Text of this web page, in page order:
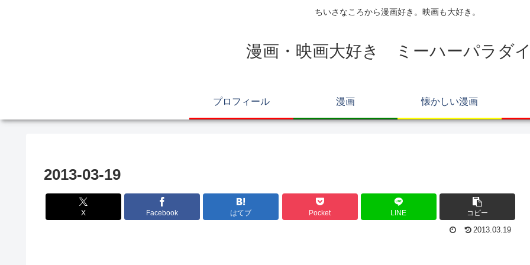
ちいさなころから漫画好き。映画も大好き。
漫画・映画大好き ミーハーパラダ
プロフィール 漫画 懐かしい漫画
2013-03-19
X Facebook はてブ Pocket LINE コピー
2013.03.19